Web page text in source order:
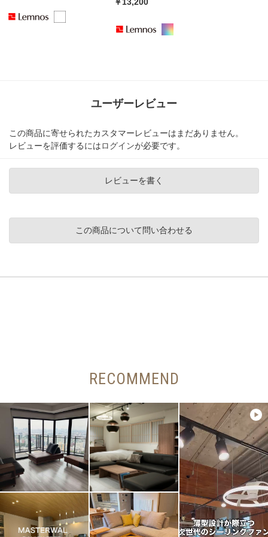
ユーザーレビュー
この商品に寄せられたカスタマーレビューはまだありません。
レビューを評価するにはログインが必要です。
レビューを書く
この商品について問い合わせる
RECOMMEND